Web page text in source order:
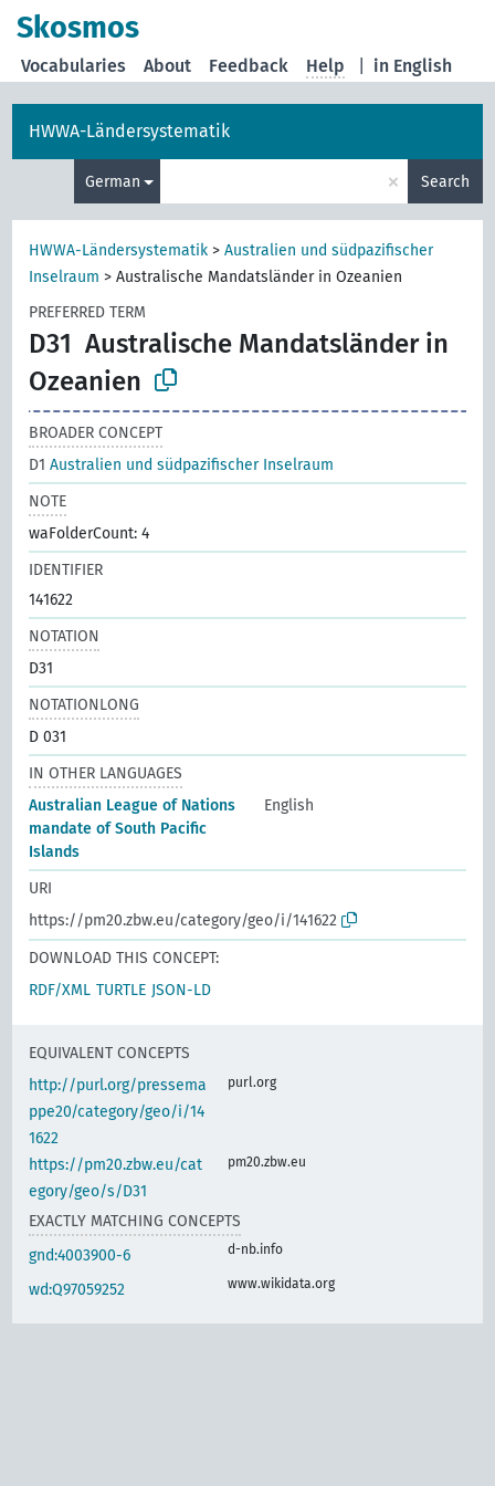
Skosmos
in English
Vocabularies About Feedback Help
HWWA-Ländersystematik
German × Search
HWWA-Ländersystematik >Australien und südpazifischer
Inselraum >Australische Mandatsländer in Ozeanien
PREFERRED TERM
D31 Australische Mandatsländer in
Ozeanien
BROADER CONCEPT
D1Australien und südpazifischer Inselraum
NOTE
waFolderCount: 4
IDENTIFIER
141622
NOTATION
D31
NOTATIONLONG
D 031
IN OTHER LANGUAGES
Australian League of Nations
mandate of South Pacific
Islands
English
URI
https://pm20.zbw.eu/category/geo/i/141622
DOWNLOAD THIS CONCEPT:
RDF/XML TURTLE JSON-LD
EQUIVALENT CONCEPTS
http://purl.org/pressema
ppe20/category/geo/i/14
1622
purl.org
https://pm20.zbw.eu/cat
egory/geo/s/D31
pm20.zbw.eu
EXACTLY MATCHING CONCEPTS
gnd:4003900-6
d-nb.info
wd:Q97059252 www.wikidata.org